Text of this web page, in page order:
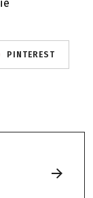
PINTEREST